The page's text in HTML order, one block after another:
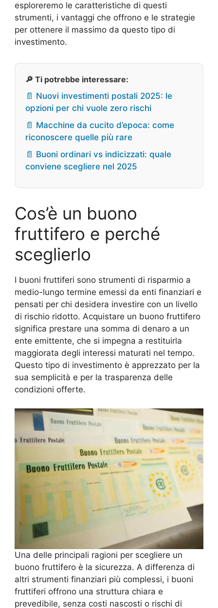
esploreremo le caratteristiche di questi
strumenti, i vantaggi che offrono e le strategie
per ottenere il massimo da questo tipo di
investimento.
🔎 Ti potrebbe interessare:
📄 Nuovi investimenti postali 2025: le
opzioni per chi vuole zero rischi
📄 Macchine da cucito d’epoca: come
riconoscere quelle più rare
📄 Buoni ordinari vs indicizzati: quale
conviene scegliere nel 2025
Cos’è un buono
fruttifero e perché
sceglierlo
I buoni fruttiferi sono strumenti di risparmio a
medio-lungo termine emessi da enti finanziari e
pensati per chi desidera investire con un livello
di rischio ridotto. Acquistare un buono fruttifero
significa prestare una somma di denaro a un
ente emittente, che si impegna a restituirla
maggiorata degli interessi maturati nel tempo.
Questo tipo di investimento è apprezzato per la
sua semplicità e per la trasparenza delle
condizioni offerte.
Una delle principali ragioni per scegliere un
buono fruttifero è la sicurezza. A differenza di
altri strumenti finanziari più complessi, i buoni
fruttiferi offrono una struttura chiara e
prevedibile, senza costi nascosti o rischi di